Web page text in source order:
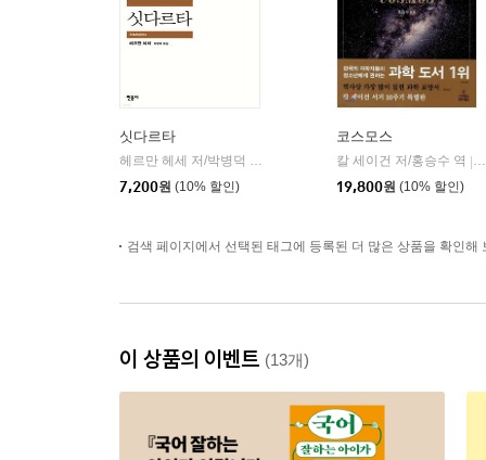
싯다르타
헤르만 헤세 저/박병덕 역
7,200원 (10% 할인)
코스모스
칼 세이건 저/홍승수 역
19,800원 (10% 할인)
검색 페이지에서 선택된 태그에 등록된 더 많은 상품을 확인해
이 상품의 이벤트 (13개)